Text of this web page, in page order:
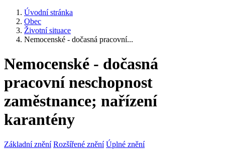
Úvodní stránka
Obec
Životní situace
Nemocenské - dočasná pracovní...
Nemocenské - dočasná
pracovní neschopnost
zaměstnance; nařízení
karantény
Základní znění Rozšířené znění Úplné znění